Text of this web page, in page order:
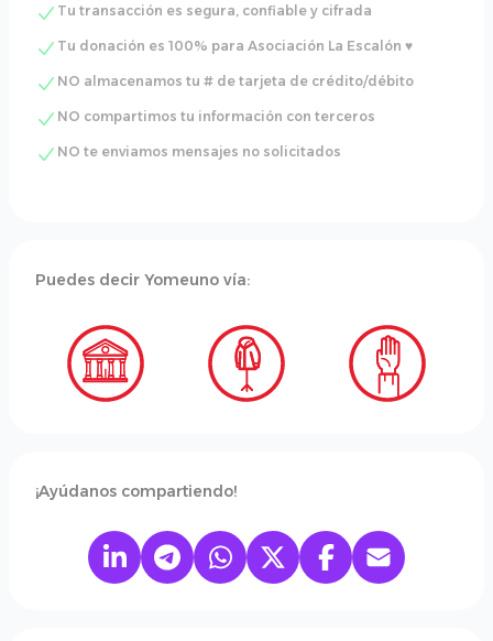
Tu transacción es segura, confiable y cifrada
Tu donación es 100% para Asociación La Escalón ♥
NO almacenamos tu # de tarjeta de crédito/débito
NO compartimos tu información con terceros
NO te enviamos mensajes no solicitados
Puedes decir Yomeuno vía:
¡Ayúdanos compartiendo!